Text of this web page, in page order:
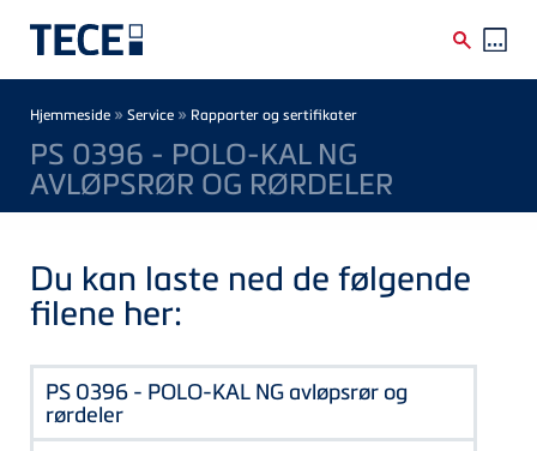
Breadcrumb
Hjemmeside » Service » Rapporter og sertifikater
PS 0396 - POLO-KAL NG
AVLØPSRØR OG RØRDELER
Du kan laste ned de følgende
filene her:
PS 0396 - POLO-KAL NG avløpsrør og
rørdeler